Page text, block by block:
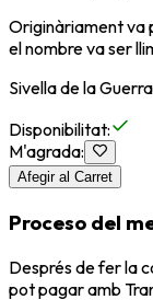
Originàriament va
el nombre va ser
Sivella de la
Disponibilitat:
M'agrada:
Afegir al Carret
Proceso del
Després de fer la
pot pagar amb